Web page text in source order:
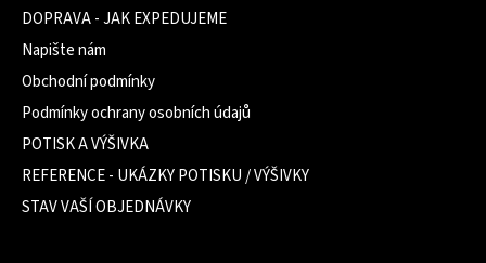
DOPRAVA - JAK EXPEDUJEME
Napište nám
Obchodní podmínky
Podmínky ochrany osobních údajů
POTISK A VÝŠIVKA
REFERENCE - UKÁZKY POTISKU / VÝŠIVKY
STAV VAŠÍ OBJEDNÁVKY